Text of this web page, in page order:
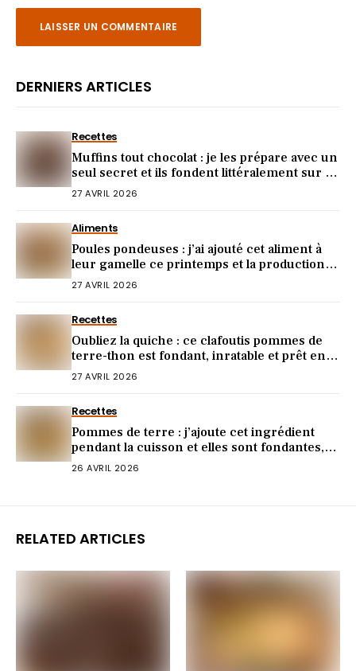
DERNIERS ARTICLES
Recettes
Muffins tout chocolat : je les prépare avec un
seul secret et ils fondent littéralement sur la
langue
27 AVRIL 2026
Aliments
Poules pondeuses : j’ai ajouté cet aliment à
leur gamelle ce printemps et la production
d’œufs a doublé
27 AVRIL 2026
Recettes
Oubliez la quiche : ce clafoutis pommes de
terre-thon est fondant, inratable et prêt en 5
minutes
27 AVRIL 2026
Recettes
Pommes de terre : j’ajoute cet ingrédient
pendant la cuisson et elles sont fondantes,
parfumées et encore plus savoureuses
26 AVRIL 2026
RELATED ARTICLES